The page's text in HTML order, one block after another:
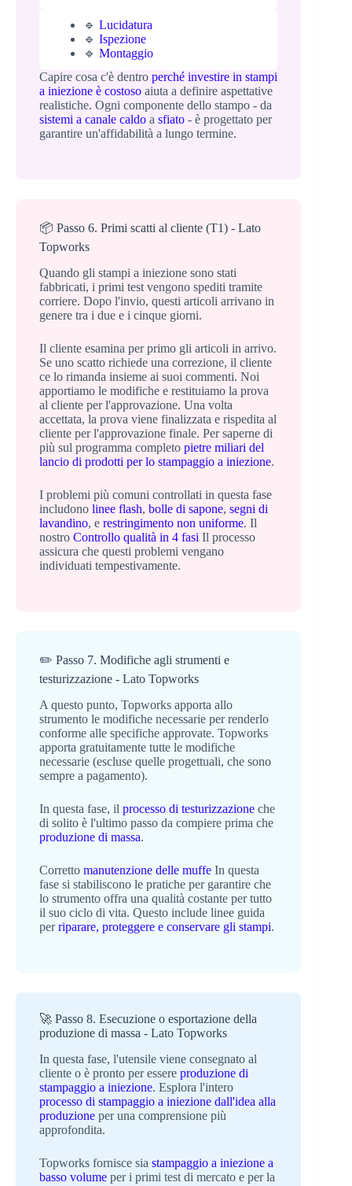
🔹 Lucidatura
🔹 Ispezione
🔹 Montaggio
Capire cosa c'è dentro perché investire in stampi
a iniezione è costoso aiuta a definire aspettative
realistiche. Ogni componente dello stampo - da
sistemi a canale caldo a sfiato - è progettato per
garantire un'affidabilità a lungo termine.
📦 Passo 6. Primi scatti al cliente (T1) - Lato
Topworks
Quando gli stampi a iniezione sono stati
fabbricati, i primi test vengono spediti tramite
corriere. Dopo l'invio, questi articoli arrivano in
genere tra i due e i cinque giorni.
Il cliente esamina per primo gli articoli in arrivo.
Se uno scatto richiede una correzione, il cliente
ce lo rimanda insieme ai suoi commenti. Noi
apportiamo le modifiche e restituiamo la prova
al cliente per l'approvazione. Una volta
accettata, la prova viene finalizzata e rispedita al
cliente per l'approvazione finale. Per saperne di
più sul programma completo pietre miliari del
lancio di prodotti per lo stampaggio a iniezione.
I problemi più comuni controllati in questa fase
includono linee flash, bolle di sapone, segni di
lavandino, e restringimento non uniforme. Il
nostro Controllo qualità in 4 fasi Il processo
assicura che questi problemi vengano
individuati tempestivamente.
✏️ Passo 7. Modifiche agli strumenti e
testurizzazione - Lato Topworks
A questo punto, Topworks apporta allo
strumento le modifiche necessarie per renderlo
conforme alle specifiche approvate. Topworks
apporta gratuitamente tutte le modifiche
necessarie (escluse quelle progettuali, che sono
sempre a pagamento).
In questa fase, il processo di testurizzazione che
di solito è l'ultimo passo da compiere prima che
produzione di massa.
Corretto manutenzione delle muffe In questa
fase si stabiliscono le pratiche per garantire che
lo strumento offra una qualità costante per tutto
il suo ciclo di vita. Questo include linee guida
perriparare, proteggere e conservare gli stampi.
🚀 Passo 8. Esecuzione o esportazione della
produzione di massa - Lato Topworks
In questa fase, l'utensile viene consegnato al
cliente o è pronto per essere produzione di
stampaggio a iniezione. Esplora l'intero
processo di stampaggio a iniezione dall'idea alla
produzione per una comprensione più
approfondita.
Topworks fornisce sia stampaggio a iniezione a
basso volume per i primi test di mercato e per la